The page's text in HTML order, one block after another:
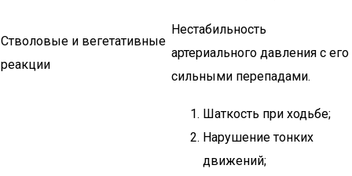
Стволовые и вегетативные
реакции
Нестабильность
артериального давления с его
сильными перепадами.
Шаткость при ходьбе;
Нарушение тонких
движений;